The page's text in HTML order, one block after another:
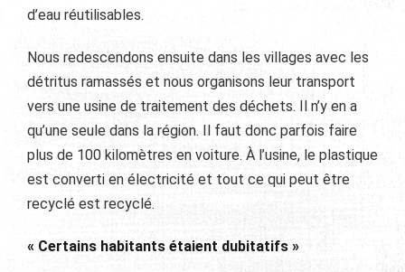
d’eau réutilisables.
Nous redescendons ensuite dans les villages avec les
détritus ramassés et nous organisons leur transport
vers une usine de traitement des déchets. Il n’y en a
qu’une seule dans la région. Il faut donc parfois faire
plus de 100 kilomètres en voiture. À l’usine, le plastique
est converti en électricité et tout ce qui peut être
recyclé est recyclé.
« Certains habitants étaient dubitatifs »